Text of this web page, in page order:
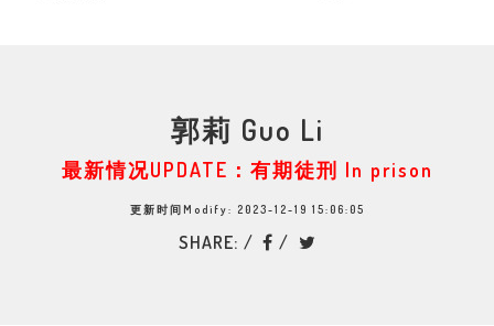
郭莉 Guo Li
最新情况UPDATE：有期徒刑 In prison
更新时间Modify: 2023-12-19 15:06:05
SHARE: